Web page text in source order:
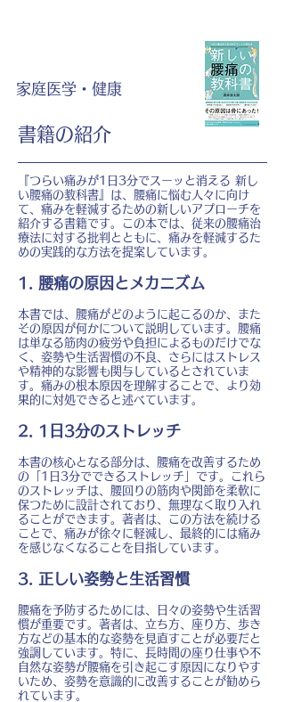
家庭医学・健康
書籍の紹介
『つらい痛みが1日3分でスーッと消える 新し
い腰痛の教科書』は、腰痛に悩む人々に向け
て、痛みを軽減するための新しいアプローチを
紹介する書籍です。この本では、従来の腰痛治
療法に対する批判とともに、痛みを軽減するた
めの実践的な方法を提案しています。
1. 腰痛の原因とメカニズム
本書では、腰痛がどのように起こるのか、また
その原因が何かについて説明しています。腰痛
は単なる筋肉の疲労や負担によるものだけでな
く、姿勢や生活習慣の不良、さらにはストレス
や精神的な影響も関与しているとされていま
す。痛みの根本原因を理解することで、より効
果的に対処できると述べています。
2. 1日3分のストレッチ
本書の核心となる部分は、腰痛を改善するため
の「1日3分でできるストレッチ」です。これら
のストレッチは、腰回りの筋肉や関節を柔軟に
保つために設計されており、無理なく取り入れ
ることができます。著者は、この方法を続ける
ことで、痛みが徐々に軽減し、最終的には痛み
を感じなくなることを目指しています。
3. 正しい姿勢と生活習慣
腰痛を予防するためには、日々の姿勢や生活習
慣が重要です。著者は、立ち方、座り方、歩き
方などの基本的な姿勢を見直すことが必要だと
強調しています。特に、長時間の座り仕事や不
自然な姿勢が腰痛を引き起こす原因になりやす
いため、姿勢を意識的に改善することが勧めら
れています。